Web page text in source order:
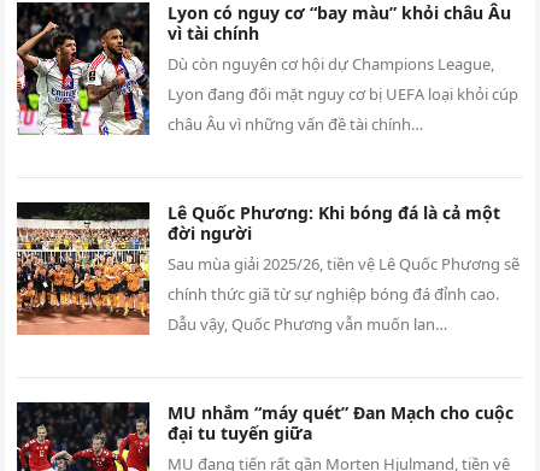
Lyon có nguy cơ “bay màu” khỏi châu Âu
vì tài chính
Dù còn nguyên cơ hội dự Champions League,
Lyon đang đối mặt nguy cơ bị UEFA loại khỏi cúp
châu Âu vì những vấn đề tài chính…
Lê Quốc Phương: Khi bóng đá là cả một
đời người
Sau mùa giải 2025/26, tiền vệ Lê Quốc Phương sẽ
chính thức giã từ sự nghiệp bóng đá đỉnh cao.
Dẫu vậy, Quốc Phương vẫn muốn lan…
MU nhắm “máy quét” Đan Mạch cho cuộc
đại tu tuyến giữa
MU đang tiến rất gần Morten Hjulmand, tiền vệ